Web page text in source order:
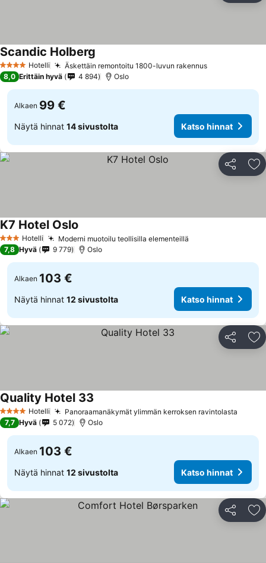
4 Tähtiluokitus
Hotelli Äskettäin remontoitu 1800-luvun rakennus
Scandic Holberg
8,0 Erittäin hyvä 4 894 Oslo
Alkaen 99 €
Näytä hinnat 14 sivustolta Katso hinnat
Jaa
3 Tähtiluokitus
Hotelli Moderni muotoilu teollisilla elementeillä
K7 Hotel Oslo
7,8 Hyvä 9 779 Oslo
Alkaen 103 €
Näytä hinnat 12 sivustolta Katso hinnat
Jaa
4 Tähtiluokitus
Hotelli Panoraamanäkymät ylimmän kerroksen ravintolasta
Quality Hotel 33
7,7 Hyvä 5 072 Oslo
Alkaen 103 €
Näytä hinnat 12 sivustolta Katso hinnat
Jaa